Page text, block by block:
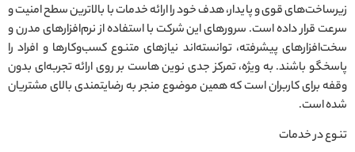
زیرساخت‌های قوی و پایدار، هدف خود را ارائه خدمات با بالاترین سطح امنیت و
سرعت قرار داده است. سرورهای این شرکت با استفاده از نرم‌افزارهای مدرن و
سخت‌افزارهای پیشرفته، توانسته‌اند نیازهای متنوع کسب‌وکارها و افراد را
پاسخگو باشند. به ویژه، تمرکز جدی نوین هاست بر روی ارائه تجربه‌ای بدون
وقفه برای کاربران است که همین موضوع منجر به رضایتمندی بالای مشتریان
شده است.
تنوع در خدمات